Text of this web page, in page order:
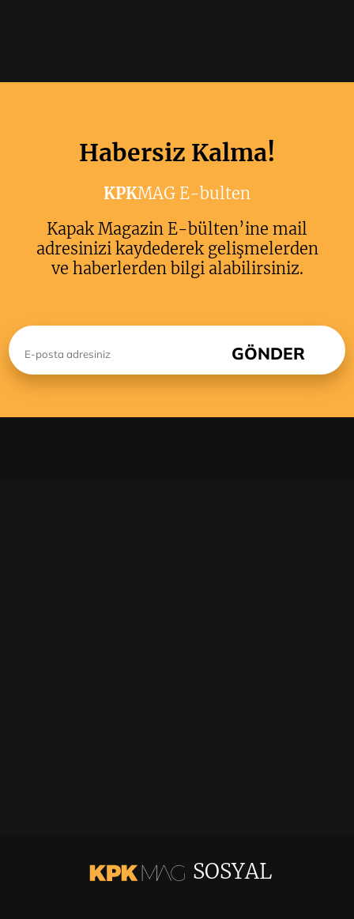
Habersiz Kalma!
KPKMAG E-bulten
Kapak Magazin E-bülten’ine mail
adresinizi kaydederek gelişmelerden
ve haberlerden bilgi alabilirsiniz.
SOSYAL